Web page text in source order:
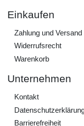
Einkaufen
Zahlung und Versand
Widerrufs­recht
Warenkorb
Unternehmen
Kontakt
Barrierefreiheit